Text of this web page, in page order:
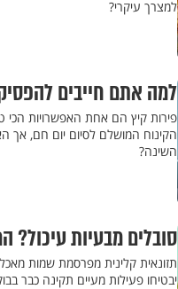
למצרך עיקרי?
למה אתם חייבים
פירות קיץ הם אחת האפשרויות הכי
הקינוח המושלם לסיום יום חם,
השינה?
סובלים מבעיות
תזונאית קלינית מפרסמת שמות
יבטיחו פעילות מעיים תקינה כבר